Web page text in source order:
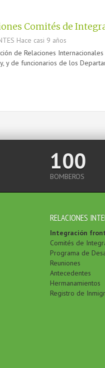
Comités de
Hace casi 9 años
de Relaciones
y de funcionarios de los
100
BOMBEROS
RELACIONES
Integración
Comités de
Programa de
Reuniones
Antecedentes
Hermanamientos
Registro de